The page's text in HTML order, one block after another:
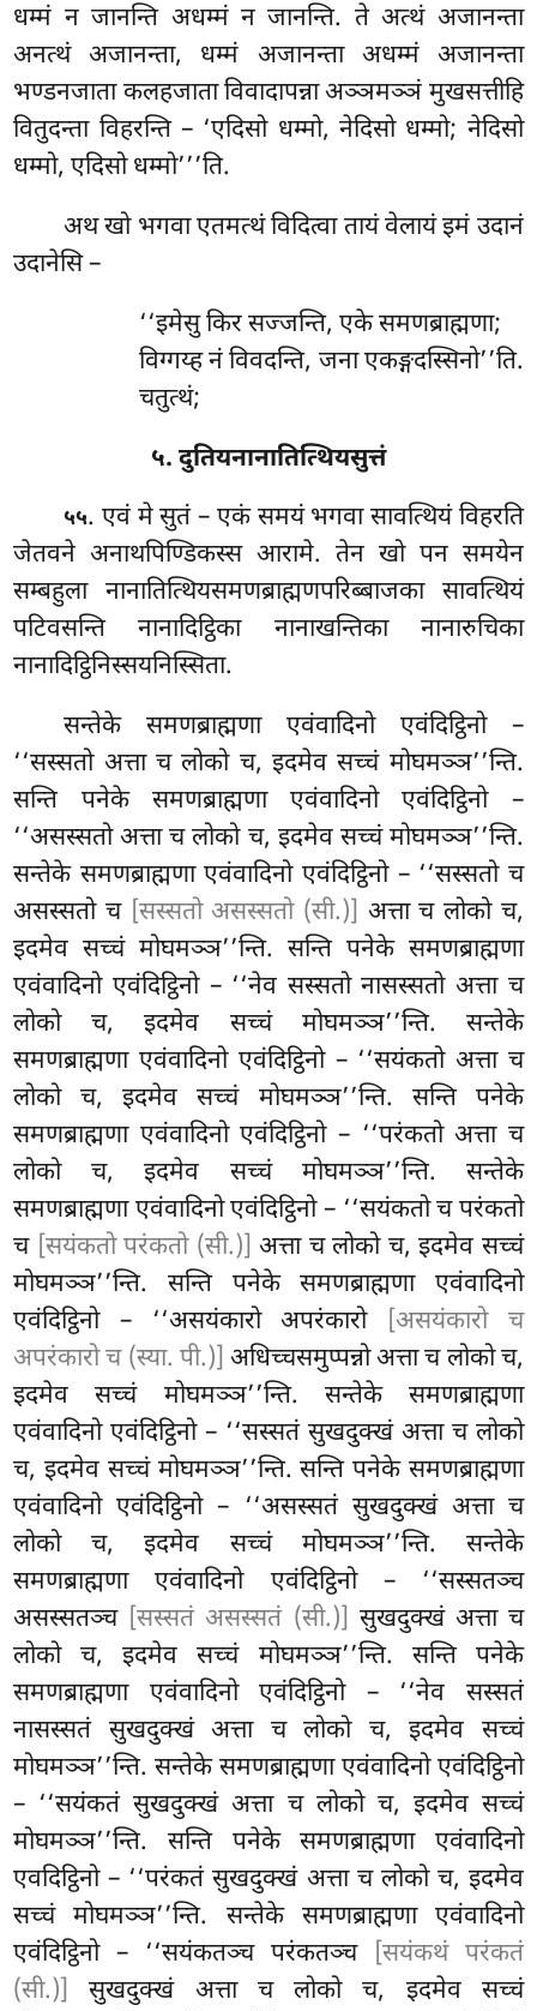
धम्मं न जानन्ति अधम्मं न जानन्ति. ते अत्थं अजानन्ता
अनत्थं अजानन्ता, धम्मं अजानन्ता अधम्मं अजानन्ता
भण्डनजाता कलहजाता विवादापन्ना अञ्ञमञ्ञं मुखसत्तीहि
वितुदन्ता विहरन्ति – ‘एदिसो धम्मो, नेदिसो धम्मो; नेदिसो
धम्मो, एदिसो धम्मो’’’ति.
अथ खो भगवा एतमत्थं विदित्वा तायं वेलायं इमं उदानं
उदानेसि –
‘‘इमेसु किर सज्जन्ति, एके समणब्राह्मणा;
विग्गय्ह नं विवदन्ति, जना एकङ्गदस्सिनो’’ति.
चतुत्थं;
५. दुतियनानातित्थियसुत्तं
५५. एवं मे सुतं – एकं समयं भगवा सावत्थियं विहरति
जेतवने अनाथपिण्डिकस्स आरामे. तेन खो पन समयेन
सम्बहुला नानातित्थियसमणब्राह्मणपरिब्बाजका सावत्थियं
पटिवसन्ति नानादिट्ठिका नानाखन्तिका नानारुचिका
नानादिट्ठिनिस्सयनिस्सिता.
सन्तेके समणब्राह्मणा एवंवादिनो एवंदिट्ठिनो –
‘‘सस्सतो अत्ता च लोको च, इदमेव सच्चं मोघमञ्ञ’’न्ति.
सन्ति पनेके समणब्राह्मणा एवंवादिनो एवंदिट्ठिनो –
‘‘असस्सतो अत्ता च लोको च, इदमेव सच्चं मोघमञ्ञ’’न्ति.
सन्तेके समणब्राह्मणा एवंवादिनो एवंदिट्ठिनो – ‘‘सस्सतो च
असस्सतो च [सस्सतो असस्सतो (सी.)] अत्ता च लोको च,
इदमेव सच्चं मोघमञ्ञ’’न्ति. सन्ति पनेके समणब्राह्मणा
एवंवादिनो एवंदिट्ठिनो – ‘‘नेव सस्सतो नासस्सतो अत्ता च
लोको च, इदमेव सच्चं मोघमञ्ञ’’न्ति. सन्तेके
समणब्राह्मणा एवंवादिनो एवंदिट्ठिनो – ‘‘सयंकतो अत्ता च
लोको च, इदमेव सच्चं मोघमञ्ञ’’न्ति. सन्ति पनेके
समणब्राह्मणा एवंवादिनो एवंदिट्ठिनो – ‘‘परंकतो अत्ता च
लोको च, इदमेव सच्चं मोघमञ्ञ’’न्ति. सन्तेके
समणब्राह्मणा एवंवादिनो एवंदिट्ठिनो – ‘‘सयंकतो च परंकतो
च [सयंकतो परंकतो (सी.)] अत्ता च लोको च, इदमेव सच्चं
मोघमञ्ञ’’न्ति. सन्ति पनेके समणब्राह्मणा एवंवादिनो
एवंदिट्ठिनो – ‘‘असयंकारो अपरंकारो
[असयंकारो च
अपरंकारो च (स्या. पी.)] अधिच्चसमुप्पन्नो अत्ता च लोको च,
इदमेव सच्चं मोघमञ्ञ’’न्ति. सन्तेके समणब्राह्मणा
एवंवादिनो एवंदिट्ठिनो – ‘‘सस्सतं सुखदुक्खं अत्ता च लोको
च, इदमेव सच्चं मोघमञ्ञ’’न्ति. सन्ति पनेके समणब्राह्मणा
एवंवादिनो एवंदिट्ठिनो – ‘‘असस्सतं सुखदुक्खं अत्ता च
लोको च, इदमेव सच्चं मोघमञ्ञ’’न्ति. सन्तेके
समणब्राह्मणा एवंवादिनो एवंदिट्ठिनो – ‘‘सस्सतञ्च
असस्सतञ्च [सस्सतं असस्सतं (सी.)] सुखदुक्खं अत्ता च
लोको च, इदमेव सच्चं मोघमञ्ञ’’न्ति. सन्ति पनेके
समणब्राह्मणा एवंवादिनो एवंदिट्ठिनो – ‘‘नेव सस्सतं
नासस्सतं सुखदुक्खं अत्ता च लोको च, इदमेव सच्चं
मोघमञ्ञ’’न्ति. सन्तेके समणब्राह्मणा एवंवादिनो एवंदिट्ठिनो
– ‘‘सयंकतं सुखदुक्खं अत्ता च लोको च, इदमेव सच्चं
मोघमञ्ञ’’न्ति. सन्ति पनेके समणब्राह्मणा एवंवादिनो
एवदिट्ठिनो – ‘‘परंकतं सुखदुक्खं अत्ता च लोको च, इदमेव
सच्चं मोघमञ्ञ’’न्ति. सन्तेके समणब्राह्मणा एवंवादिनो
एवंदिट्ठिनो – ‘‘सयंकतञ्च परंकतञ्च
[सयंकथं परंकतं
(सी.)]
सुखदुक्खं अत्ता च लोकोच, इदमेव सच्चं